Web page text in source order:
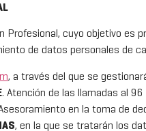
Profesional, cuyo objetivo es
de datos personales de
, a través del que se
. Atención de las llamadas al
en la toma de
, en la que se tratarán los